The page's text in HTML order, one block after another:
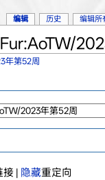
年第52周
接 | 隐藏重定向
编辑 历史 编辑所